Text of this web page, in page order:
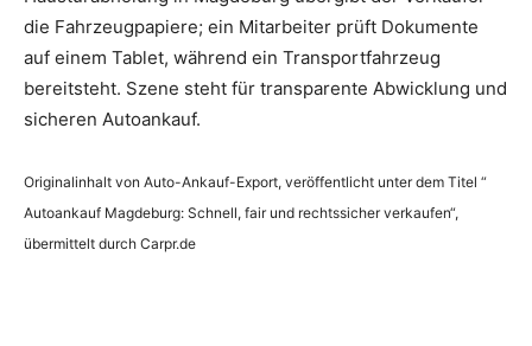
die Fahrzeugpapiere; ein Mitarbeiter prüft Dokumente
auf einem Tablet, während ein Transportfahrzeug
bereitsteht. Szene steht für transparente Abwicklung und
sicheren Autoankauf.
Originalinhalt von Auto-Ankauf-Export, veröffentlicht unter dem Titel “
Autoankauf Magdeburg: Schnell, fair und rechtssicher verkaufen“,
übermittelt durch Carpr.de